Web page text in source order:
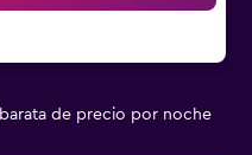
de precio por noche